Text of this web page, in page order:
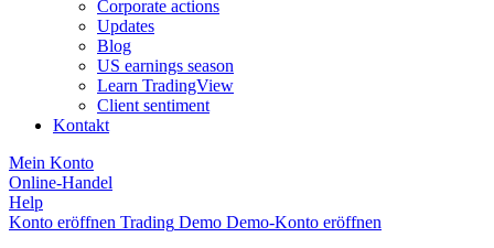
Corporate actions
Updates
Blog
US earnings season
Learn TradingView
Client sentiment
Kontakt
Mein Konto
Online-Handel
Help
Konto eröffnen Trading Demo Demo-Konto eröffnen